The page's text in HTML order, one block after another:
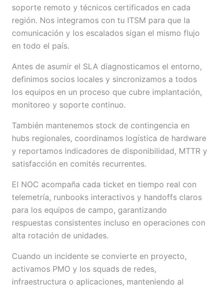
soporte remoto y técnicos certificados en cada
región. Nos integramos con tu ITSM para que la
comunicación y los escalados sigan el mismo flujo
en todo el país.
Antes de asumir el SLA diagnosticamos el entorno,
definimos socios locales y sincronizamos a todos
los equipos en un proceso que cubre implantación,
monitoreo y soporte continuo.
También mantenemos stock de contingencia en
hubs regionales, coordinamos logística de hardware
y reportamos indicadores de disponibilidad, MTTR y
satisfacción en comités recurrentes.
El NOC acompaña cada ticket en tiempo real con
telemetría, runbooks interactivos y handoffs claros
para los equipos de campo, garantizando
respuestas consistentes incluso en operaciones con
alta rotación de unidades.
Cuando un incidente se convierte en proyecto,
activamos PMO y los squads de redes,
infraestructura o aplicaciones, manteniendo al